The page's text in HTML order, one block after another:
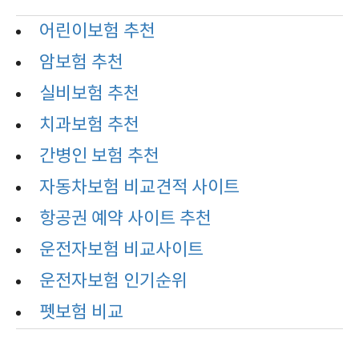
어린이보험 추천
암보험 추천
실비보험 추천
치과보험 추천
간병인 보험 추천
자동차보험 비교견적 사이트
항공권 예약 사이트 추천
운전자보험 비교사이트
운전자보험 인기순위
펫보험 비교